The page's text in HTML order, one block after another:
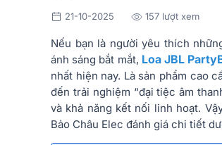
21-10-2025 157 lượt xem
Nếu bạn là người yêu thích
ánh sáng bắt mắt, Loa JBL
nhất hiện nay. Là sản phẩm cao
đến trải nghiệm “đại tiệc âm
và khả năng kết nối linh hoạt.
Bảo Châu Elec đánh giá chi tiết